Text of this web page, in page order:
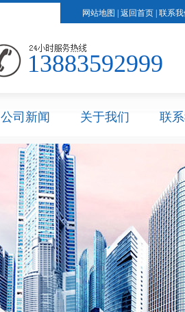
联系我
返回首页
网站地图
13883592999
公司新闻 关于我们 联